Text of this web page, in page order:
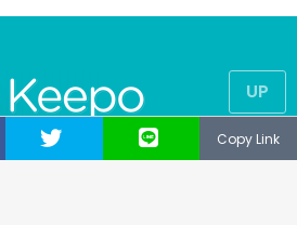
Copy Link
UP
TECHNOLOGY